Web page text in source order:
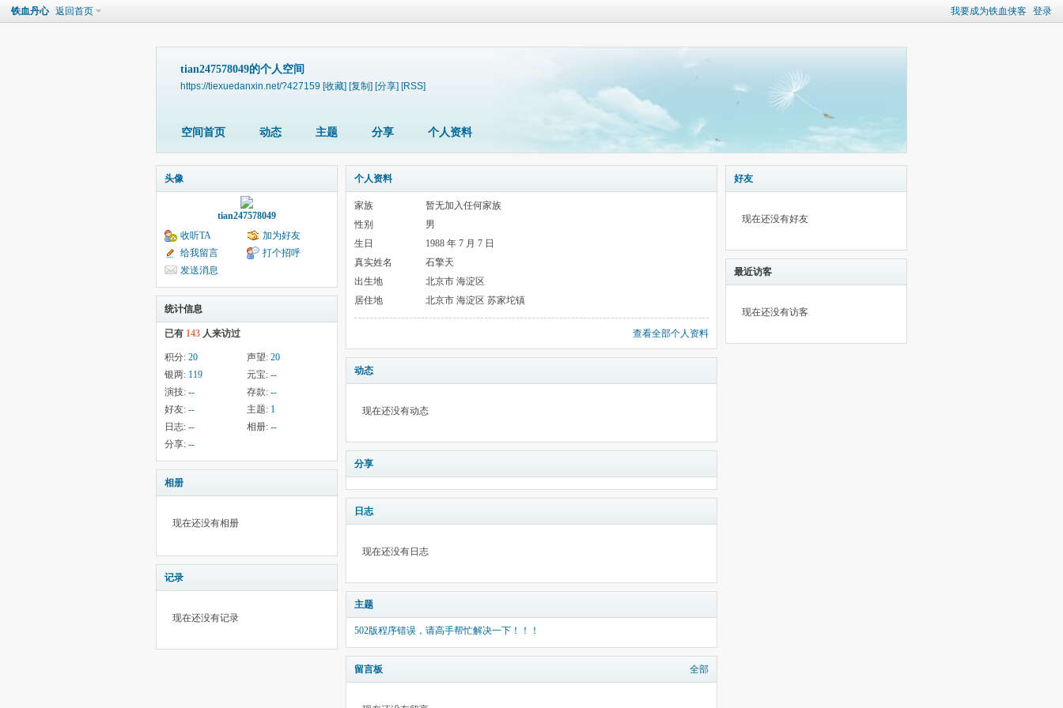
我要成为铁血侠客 登录
铁血丹心 返回首页
tian247578049的个人空间
https://tiexuedanxin.net/?427159 [收藏] [复制] [分享] [RSS]
空间首页 动态 主题 分享 个人资料
头像
tian247578049
收听TA
加为好友
给我留言
打个招呼
发送消息
统计信息
已有 143 人来访过
积分: 20 声望: 20
银两: 119 元宝: --
演技: -- 存款: --
好友: -- 主题: 1
日志: -- 相册: --
分享: --
相册
现在还没有相册
记录
现在还没有记录
个人资料
家族
暂无加入任何家族
性别
男
生日
1988 年 7 月 7 日
真实姓名
石擎天
出生地
北京市 海淀区
居住地
北京市 海淀区 苏家坨镇
查看全部个人资料
动态
现在还没有动态
分享
日志
现在还没有日志
主题
502版程序错误，请高手帮忙解决一下！！！
留言板 全部
好友
现在还没有好友
最近访客
现在还没有访客